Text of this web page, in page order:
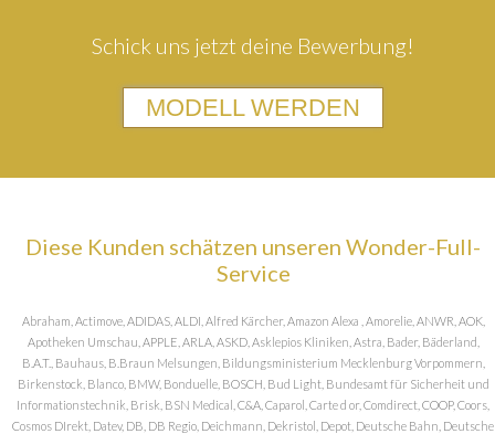
Schick uns jetzt deine Bewerbung!
MODELL WERDEN
Diese Kunden schätzen unseren Wonder-Full-
Service
Abraham, Actimove, ADIDAS, ALDI, Alfred Kärcher, Amazon Alexa , Amorelie, ANWR, AOK,
Apotheken Umschau, APPLE, ARLA, ASKD, Asklepios Kliniken, Astra, Bader, Bäderland,
B.A.T., Bauhaus, B.Braun Melsungen, Bildungsministerium Mecklenburg Vorpommern,
Birkenstock, Blanco, BMW, Bonduelle, BOSCH, Bud Light, Bundesamt für Sicherheit und
Informationstechnik, Brisk, BSN Medical, C&A, Caparol, Carte d or, Comdirect, COOP, Coors,
Cosmos DIrekt, Datev, DB, DB Regio, Deichmann, Dekristol, Depot, Deutsche Bahn, Deutsche